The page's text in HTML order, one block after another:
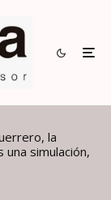
la
simulación,